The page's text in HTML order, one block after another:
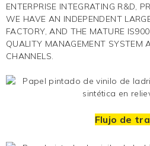
ENTERPRISE INTEGRATING R&D,
WE HAVE AN INDEPENDENT
FACTORY, AND THE MATURE
QUALITY MANAGEMENT SYSTEM
CHANNELS.
Flujo de